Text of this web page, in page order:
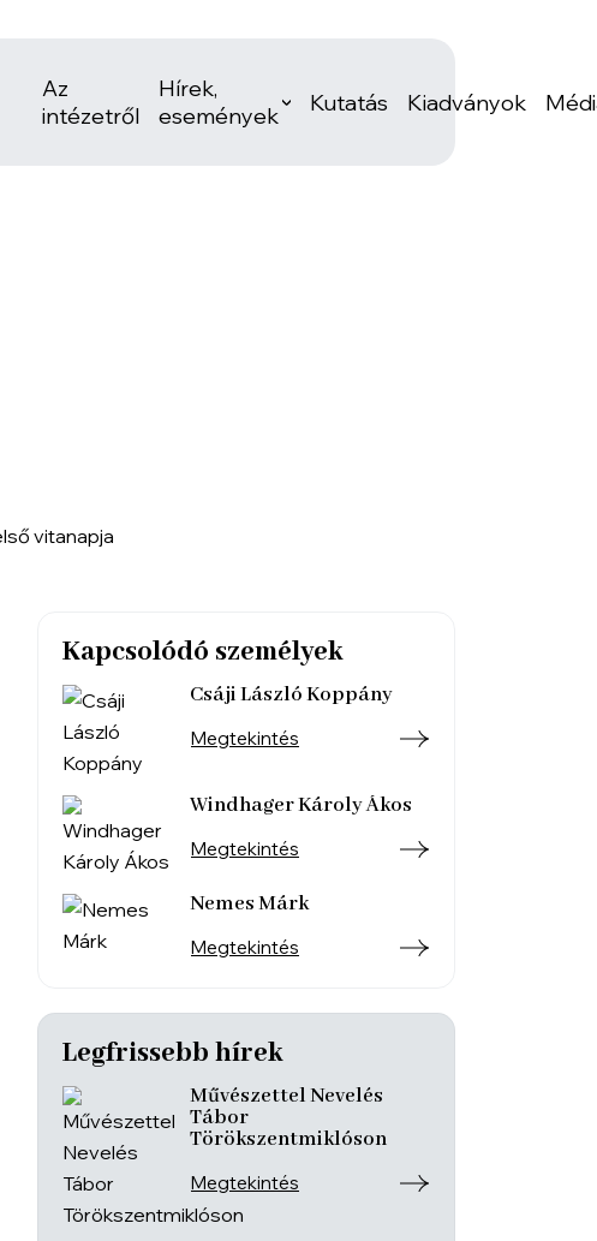
Az
intézetről
Hírek,
események
Kutatás Kiadványok
Kapcsolódó személyek
Csáji László Koppány
Megtekintés
Windhager Károly Ákos
Megtekintés
Nemes Márk
Megtekintés
Legfrissebb hírek
Művészettel Nevelés
Tábor
Törökszentmiklóson
Megtekintés